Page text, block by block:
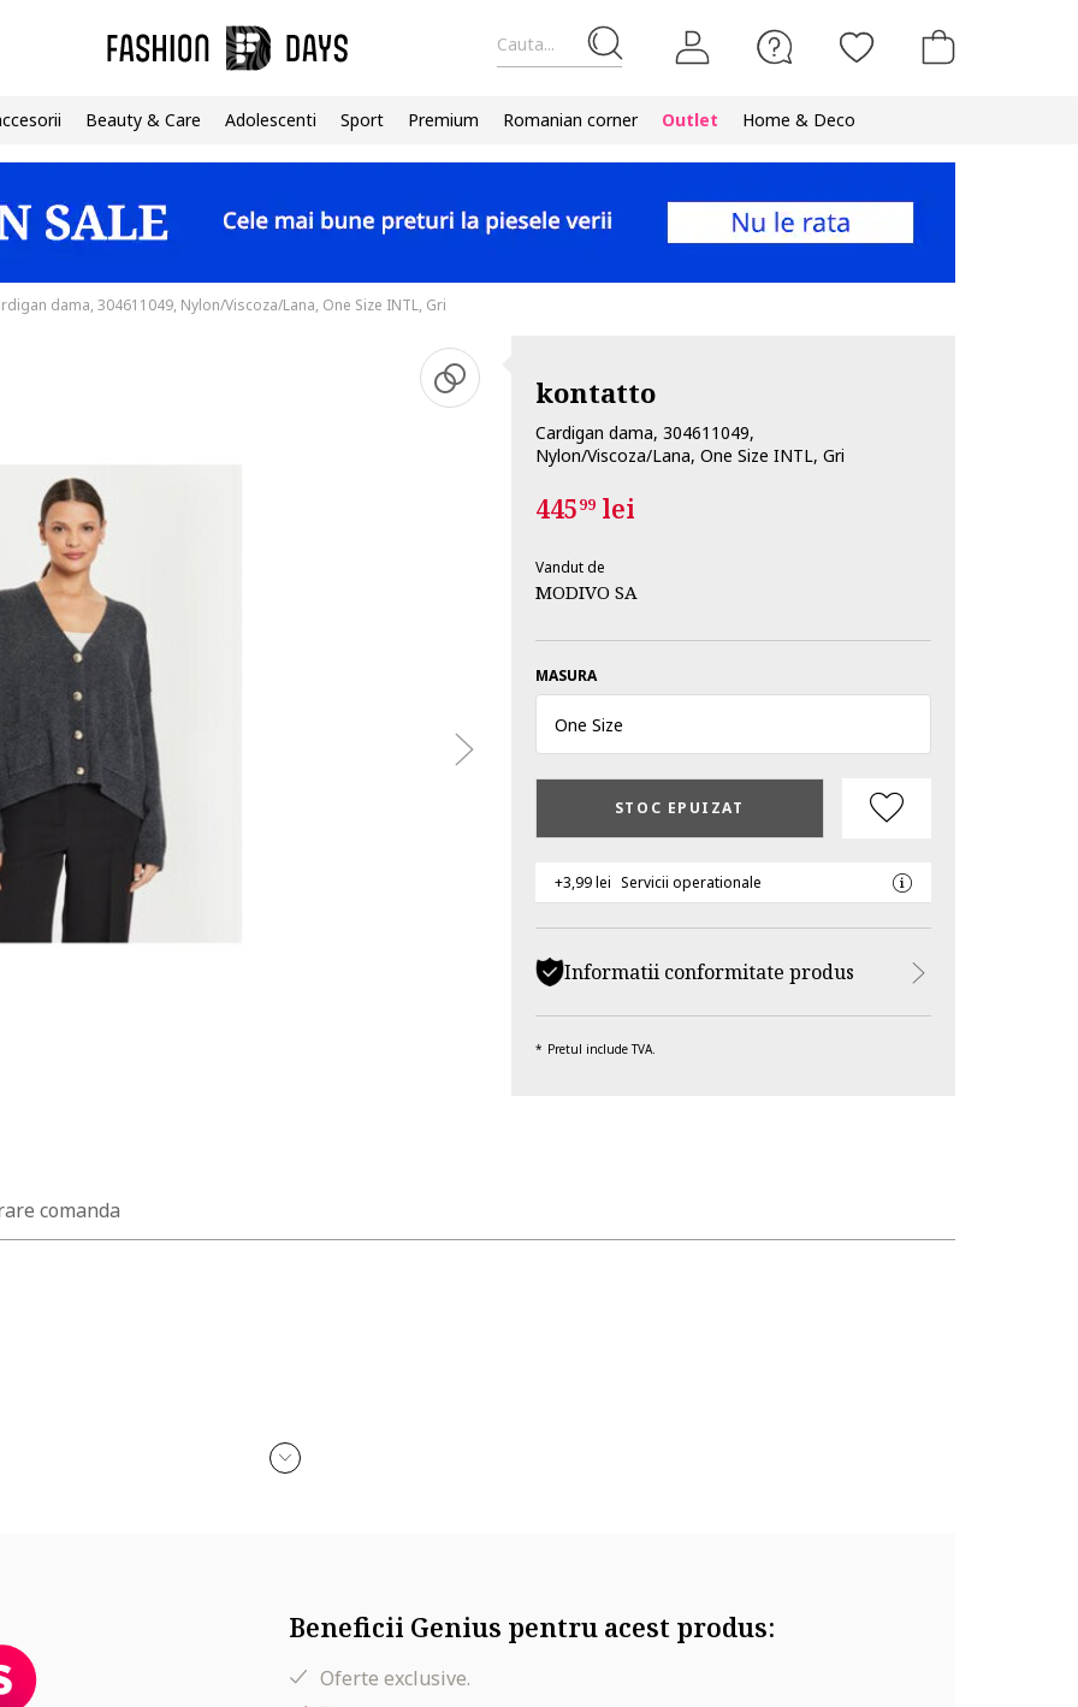
Cauta...
Beauty & Care Adolescenti Sport Premium Romanian corner Outlet Home & Deco
dama, 304611049, Nylon/Viscoza/Lana, One Size INTL, Gri
kontatto
Cardigan dama, 304611049,
Nylon/Viscoza/Lana, One Size INTL, Gri
44599lei
Vandut de
MODIVO SA
MASURA
One Size
STOC EPUIZAT
+3,99 lei Servicii operationale
Informatii conformitate produs
Pretul include TVA.
comanda
Beneficii Genius pentru acest produs:
Oferte exclusive.